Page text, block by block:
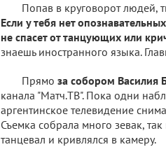
Попав в круговорот людей,
Если у тебя нет
не спасет от танцующих или
знаешь иностранного языка.
Прямо за собором Василия
канала "Матч.ТВ". Пока одни
аргентинское телевидение
Съемка собрала много зевак,
танцевал и кривлялся в камеру.